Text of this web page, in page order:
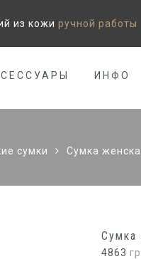
из кожиручной работы
ИНФО
сумки Сумка
Сумка
4863